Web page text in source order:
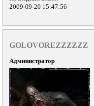
2009-09-20 15:47:56
GOLOVOREZZZZZZ
Администратор